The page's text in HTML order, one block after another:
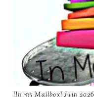
[In my Mailbox] Juin 2026